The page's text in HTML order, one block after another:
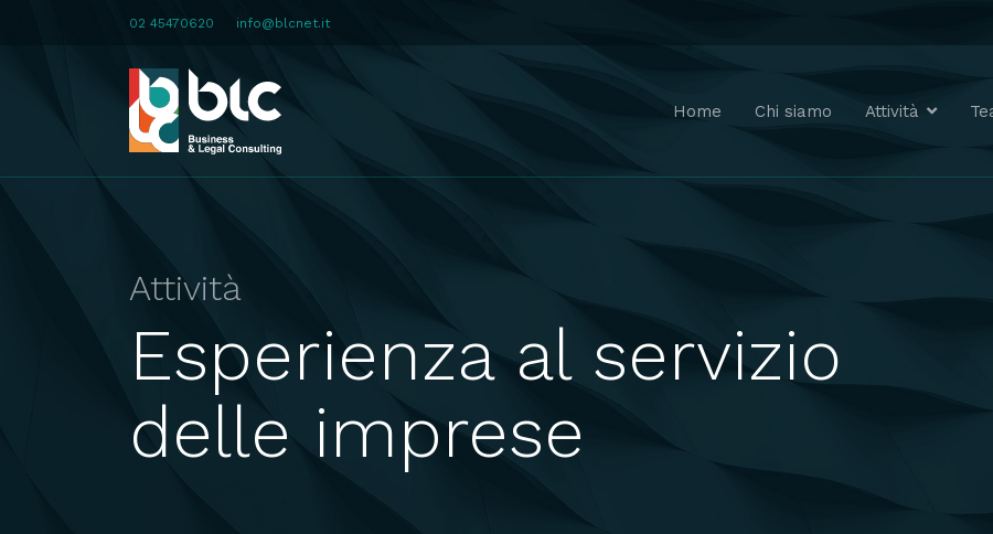
02 45470620 info@blcnet.it
Home Chi siamo Attività
Attività
Esperienza al servizio
delle imprese